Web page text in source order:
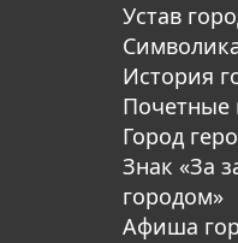
Устав
История
Почетные
Город
Знак «За
городом»
Афиша